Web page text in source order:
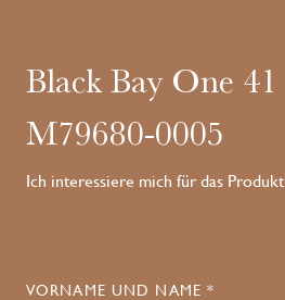
Black Bay One 41
M79680-0005
Ich interessiere mich für das Produkt
VORNAME UND NAME *